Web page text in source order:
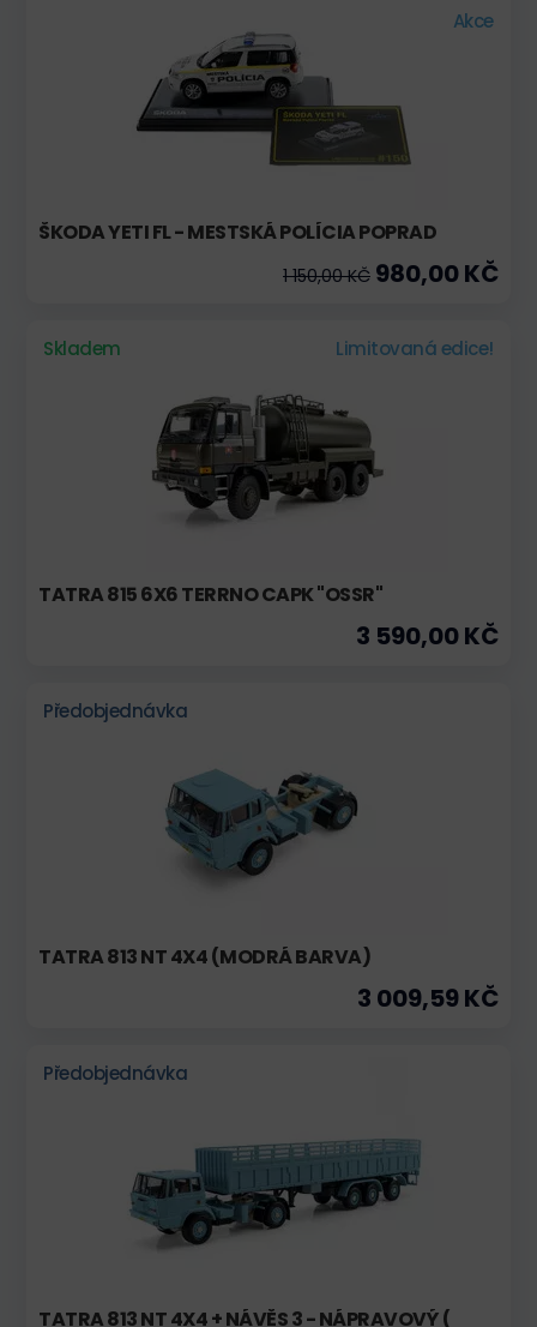
Akce
ŠKODA YETI FL - MESTSKÁ POLÍCIA POPRAD
1 150,00 KČ 980,00 KČ
Skladem Limitovaná edice!
TATRA 815 6X6 TERRNO CAPK "OSSR"
3 590,00 KČ
Předobjednávka
TATRA 813 NT 4X4 (MODRÁ BARVA)
3 009,59 KČ
Předobjednávka
TATRA 813 NT 4X4 + NÁVĚS 3 - NÁPRAVOVÝ (